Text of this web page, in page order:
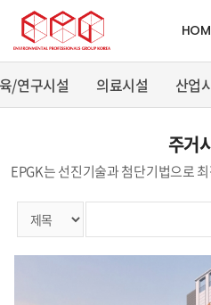
/연구시설 의료시설 산업
주거
EPGK는 선진기술과 첨단기법으로